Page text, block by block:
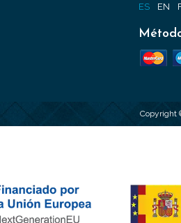
ES EN
Copyright